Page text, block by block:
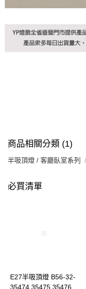
商品相關分類 (1)
半吸頂燈 / 客廳臥室系列
必買清單
E27半吸頂燈 B56-32-
35474 35475 35476